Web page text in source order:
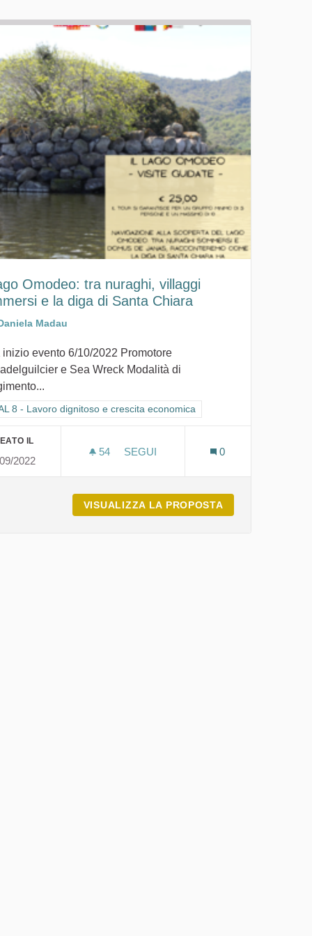
PER LE DONNE
Omodeo: tra nuraghi, villaggi
e la diga di Santa Chiara
Madau
inizio evento 6/10/2022 Promotore
e Sea Wreck Modalità di
i risultati per categoria: GOAL 8 - Lavoro dignitoso e crescita
8 - Lavoro dignitoso e crescita economica
IL
2022
54 54 SOSTENITORI
SEGUI
0
VISUALIZZA LA PROPOSTA